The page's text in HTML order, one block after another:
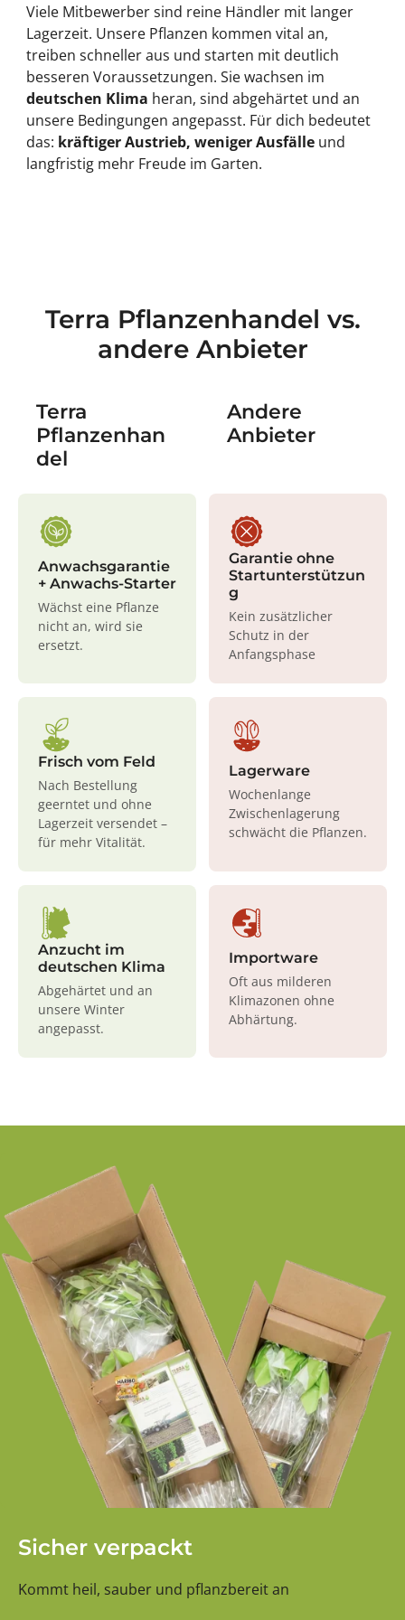
Viele Mitbewerber sind reine Händler mit langer
Lagerzeit. Unsere Pflanzen kommen vital an,
treiben schneller aus und starten mit deutlich
besseren Voraussetzungen. Sie wachsen im
deutschen Klima heran, sind abgehärtet und an
unsere Bedingungen angepasst. Für dich bedeutet
das: kräftiger Austrieb, weniger Ausfälle und
langfristig mehr Freude im Garten.
Terra Pflanzenhandel vs.
andere Anbieter
Terra
Pflanzenhan
del
Andere
Anbieter
Anwachsgarantie
+ Anwachs-Starter
Wächst eine Pflanze
nicht an, wird sie
ersetzt.
Garantie ohne
Startunterstützun
g
Kein zusätzlicher
Schutz in der
Anfangsphase
Frisch vom Feld
Nach Bestellung
geerntet und ohne
Lagerzeit versendet –
für mehr Vitalität.
Lagerware
Wochenlange
Zwischenlagerung
schwächt die Pflanzen.
Anzucht im
deutschen Klima
Abgehärtet und an
unsere Winter
angepasst.
Importware
Oft aus milderen
Klimazonen ohne
Abhärtung.
Sicher verpackt
Kommt heil, sauber und pflanzbereit an